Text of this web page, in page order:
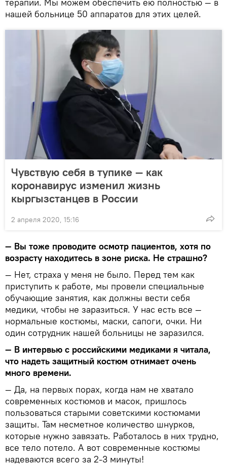
нашей больнице 50 аппаратов для этих целей.
Чувствую себя в тупике — как
коронавирус изменил жизнь
кыргызстанцев в России
2 апреля 2020, 15:16
— Вы тоже проводите осмотр пациентов, хотя по
возрасту находитесь в зоне риска. Не страшно?
— Нет, страха у меня не было. Перед тем как
приступить к работе, мы провели специальные
обучающие занятия, как должны вести себя
медики, чтобы не заразиться. У нас есть все —
нормальные костюмы, маски, сапоги, очки. Ни
один сотрудник нашей больницы не заразился.
— В интервью с российскими медиками я читала,
что надеть защитный костюм отнимает очень
много времени.
— Да, на первых порах, когда нам не хватало
современных костюмов и масок, пришлось
пользоваться старыми советскими костюмами
защиты. Там несметное количество шнурков,
которые нужно завязать. Работалось в них трудно,
все тело потело. А вот современные костюмы
надеваются всего за 2-3 минуты!